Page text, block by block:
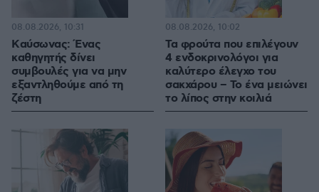
Kαύσωνας: Ένας
καθηγητής δίνει
συμβουλές για να μην
εξαντληθούμε από τη
ζέστη
08.08.2026, 10:31
Τα φρούτα που επιλέγουν
4 ενδοκρινολόγοι για
καλύτερο έλεγχο του
σακχάρου – Το ένα μειώνει
το λίπος στην κοιλιά
08.08.2026, 10:02